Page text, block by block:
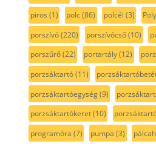
piros (1) polc(86) polcél (3)
porszívó(220) porszívócső(10)
porszűrő(22) portartály(12)
porzsáktartó(11)
porzsáktartóegység(9)
porzsáktartókeret(10)
programóra (7) pumpa (3)